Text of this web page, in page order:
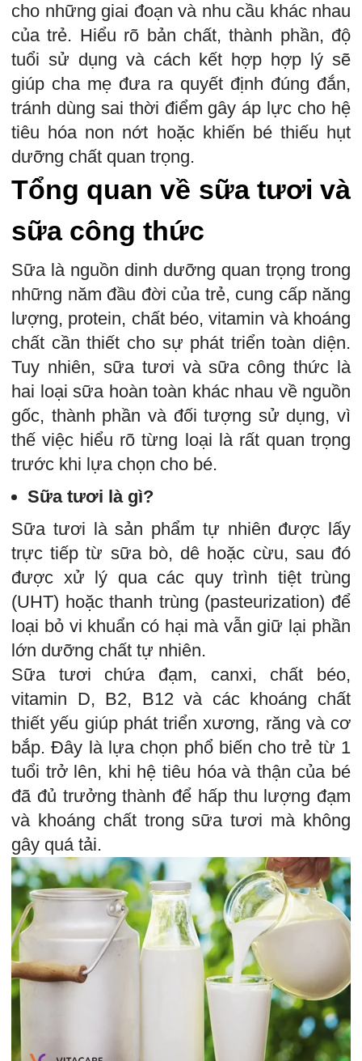
cho những giai đoạn và nhu cầu khác nhau
của trẻ. Hiểu rõ bản chất, thành phần, độ
tuổi sử dụng và cách kết hợp hợp lý sẽ
giúp cha mẹ đưa ra quyết định đúng đắn,
tránh dùng sai thời điểm gây áp lực cho hệ
tiêu hóa non nớt hoặc khiến bé thiếu hụt
dưỡng chất quan trọng.
Tổng quan về sữa tươi và
sữa công thức
Sữa là nguồn dinh dưỡng quan trọng trong
những năm đầu đời của trẻ, cung cấp năng
lượng, protein, chất béo, vitamin và khoáng
chất cần thiết cho sự phát triển toàn diện.
Tuy nhiên, sữa tươi và sữa công thức là
hai loại sữa hoàn toàn khác nhau về nguồn
gốc, thành phần và đối tượng sử dụng, vì
thế việc hiểu rõ từng loại là rất quan trọng
trước khi lựa chọn cho bé.
Sữa tươi là gì?
Sữa tươi là sản phẩm tự nhiên được lấy
trực tiếp từ sữa bò, dê hoặc cừu, sau đó
được xử lý qua các quy trình tiệt trùng
(UHT) hoặc thanh trùng (pasteurization) để
loại bỏ vi khuẩn có hại mà vẫn giữ lại phần
lớn dưỡng chất tự nhiên.
Sữa tươi chứa đạm, canxi, chất béo,
vitamin D, B2, B12 và các khoáng chất
thiết yếu giúp phát triển xương, răng và cơ
bắp. Đây là lựa chọn phổ biến cho trẻ từ 1
tuổi trở lên, khi hệ tiêu hóa và thận của bé
đã đủ trưởng thành để hấp thu lượng đạm
và khoáng chất trong sữa tươi mà không
gây quá tải.